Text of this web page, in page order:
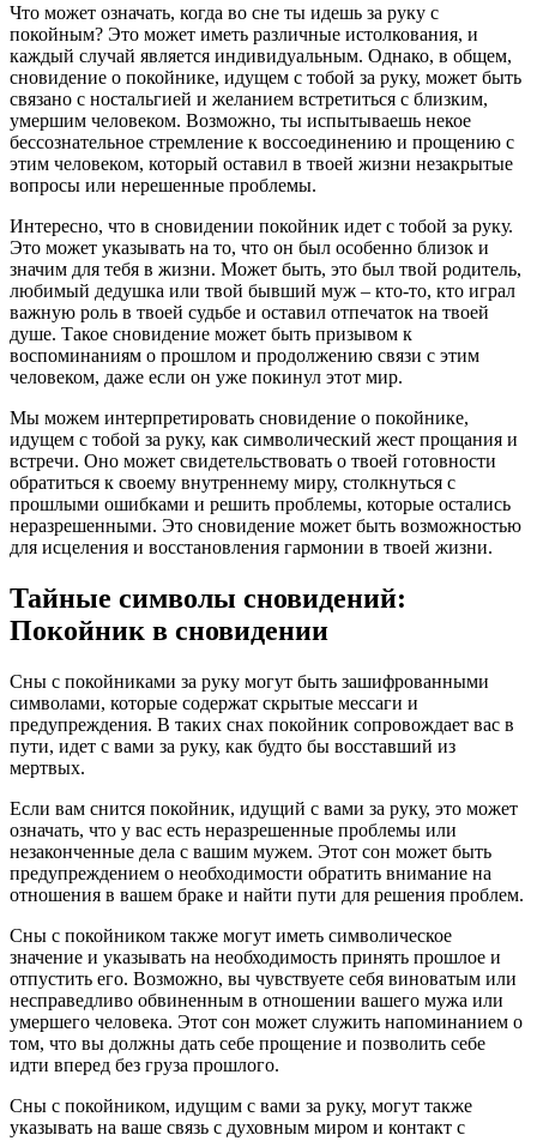
Что может означать, когда во сне ты идешь за руку с
покойным? Это может иметь различные истолкования, и
каждый случай является индивидуальным. Однако, в общем,
сновидение о покойнике, идущем с тобой за руку, может быть
связано с ностальгией и желанием встретиться с близким,
умершим человеком. Возможно, ты испытываешь некое
бессознательное стремление к воссоединению и прощению с
этим человеком, который оставил в твоей жизни незакрытые
вопросы или нерешенные проблемы.
Интересно, что в сновидении покойник идет с тобой за руку.
Это может указывать на то, что он был особенно близок и
значим для тебя в жизни. Может быть, это был твой родитель,
любимый дедушка или твой бывший муж – кто-то, кто играл
важную роль в твоей судьбе и оставил отпечаток на твоей
душе. Такое сновидение может быть призывом к
воспоминаниям о прошлом и продолжению связи с этим
человеком, даже если он уже покинул этот мир.
Мы можем интерпретировать сновидение о покойнике,
идущем с тобой за руку, как символический жест прощания и
встречи. Оно может свидетельствовать о твоей готовности
обратиться к своему внутреннему миру, столкнуться с
прошлыми ошибками и решить проблемы, которые остались
неразрешенными. Это сновидение может быть возможностью
для исцеления и восстановления гармонии в твоей жизни.
Тайные символы сновидений:
Покойник в сновидении
Сны с покойниками за руку могут быть зашифрованными
символами, которые содержат скрытые мессаги и
предупреждения. В таких снах покойник сопровождает вас в
пути, идет с вами за руку, как будто бы восставший из
мертвых.
Если вам снится покойник, идущий с вами за руку, это может
означать, что у вас есть неразрешенные проблемы или
незаконченные дела с вашим мужем. Этот сон может быть
предупреждением о необходимости обратить внимание на
отношения в вашем браке и найти пути для решения проблем.
Сны с покойником также могут иметь символическое
значение и указывать на необходимость принять прошлое и
отпустить его. Возможно, вы чувствуете себя виноватым или
несправедливо обвиненным в отношении вашего мужа или
умершего человека. Этот сон может служить напоминанием о
том, что вы должны дать себе прощение и позволить себе
идти вперед без груза прошлого.
Сны с покойником, идущим с вами за руку, могут также
указывать на ваше связь с духовным миром и контакт с